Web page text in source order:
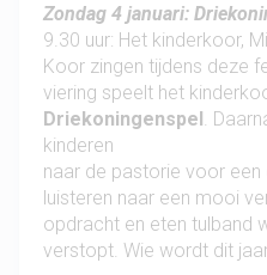
Zondag 4 januari:
9.30 uur: Het kinderkoor,
Koor zingen tijdens deze
viering speelt het
Driekoningenspel .
kinderen
naar de pastorie voor een
luisteren naar een mooi
opdracht en eten tulband
verstopt. Wie wordt dit